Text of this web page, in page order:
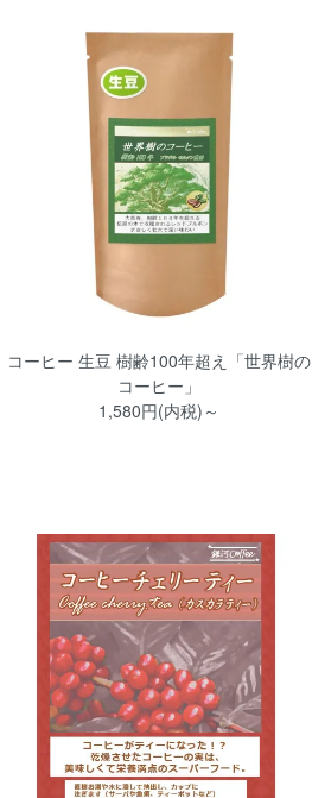
コーヒー 生豆 樹齢100年超え「世界樹の
コーヒー」
1,580円(内税)～